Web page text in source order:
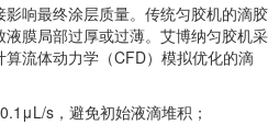
响最终涂层质量。传统匀胶机的滴胶
膜局部过厚或过薄。艾博纳匀胶机采
流体动力学（CFD）模拟优化的滴
s，避免初始液滴堆积；